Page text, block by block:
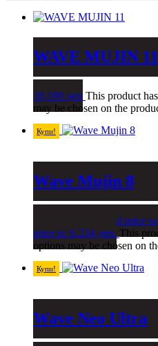
WAVE MUJIN 11
10,190 ден This product
may be chosen on the
Купи!
Wave Mujin 8
Original price
price is: 6,234 ден. This
options may be chosen on
Купи!
Wave Neo Ultra